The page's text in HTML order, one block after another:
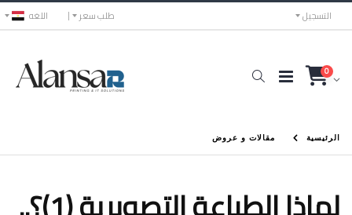
اللغه طلب سعر التسجيل
0
الرئيسية مقالات و عروض